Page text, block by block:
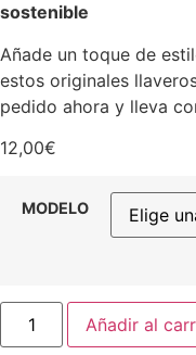
sostenible
Añade un toque de
estos originales
pedido ahora y lleva
12,00€
MODELO
Añadir al